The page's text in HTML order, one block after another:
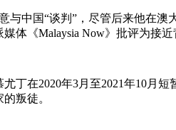
中国“谈判”，尽管后来他在
体《Malaysia Now》批评为接近
丁在2020年3月至2021年10月
叛徒。